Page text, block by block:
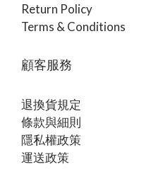
Return Policy
Terms & Conditions
顧客服務
退換貨規定
條款與細則
隱私權政策
運送政策